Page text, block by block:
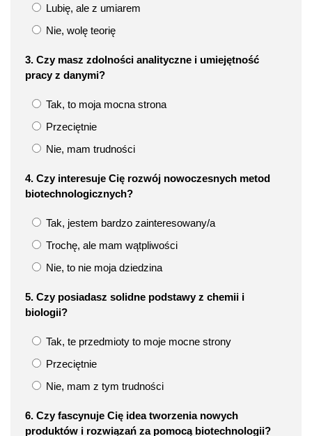
Lubię, ale z umiarem
Nie, wolę teorię
3. Czy masz zdolności analityczne i umiejętność
pracy z danymi?
Tak, to moja mocna strona
Przeciętnie
Nie, mam trudności
4. Czy interesuje Cię rozwój nowoczesnych metod
biotechnologicznych?
Tak, jestem bardzo zainteresowany/a
Trochę, ale mam wątpliwości
Nie, to nie moja dziedzina
5. Czy posiadasz solidne podstawy z chemii i
biologii?
Tak, te przedmioty to moje mocne strony
Przeciętnie
Nie, mam z tym trudności
6. Czy fascynuje Cię idea tworzenia nowych
produktów i rozwiązań za pomocą biotechnologii?